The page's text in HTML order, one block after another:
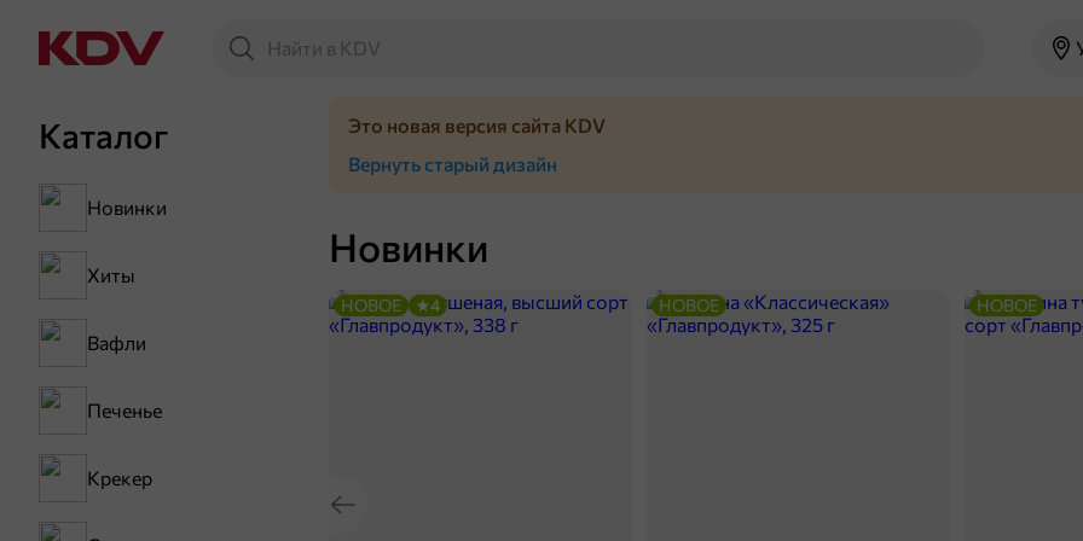
Каталог
Новинки
Хиты
Вафли
Печенье
Крекер
Новинки
НОВОЕ 4 НОВОЕ НОВОЕ
Это новая версия сайта KDV
Вернуть старый дизайн